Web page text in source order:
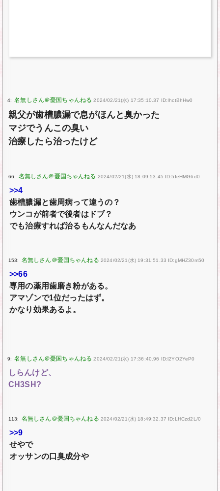
4: 2024/02/21(水) 17:35:10.37 ID:IhctBhHw0
親父が歯槽膿漏で息がほんと臭かった
マジでうんこの臭い
治療したら治ったけど
66: 2024/02/21(水) 18:09:53.45 ID:5IeHMG6d0
>>4
歯槽膿漏と歯周病って違うの？
ウンコが前者で後者はドブ？
でも治療すれば治るもんなんだなあ
153: 2024/02/21(水) 19:31:51.33 ID:gMHZ30m50
>>66
専用の薬用歯磨き粉がある。
アマゾンで1位だったはず。
かなり効果あるよ。
9: 2024/02/21(水) 17:36:40.96 ID:l2YO2YeP0
しらんけど、
CH3SH?
113: 2024/02/21(水) 18:49:32.37 ID:LHCzd2L/0
>>9
せやで
オッサンの口臭成分や